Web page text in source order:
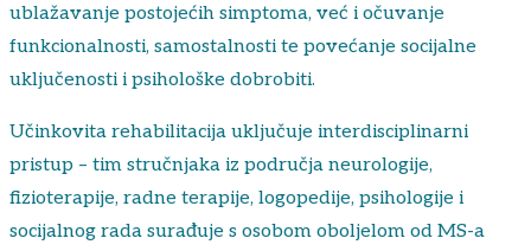
ublažavanje postojećih simptoma, već i očuvanje
funkcionalnosti, samostalnosti te povećanje socijalne
uključenosti i psihološke dobrobiti.
Učinkovita rehabilitacija uključuje interdisciplinarni
pristup – tim stručnjaka iz područja neurologije,
fizioterapije, radne terapije, logopedije, psihologije i
socijalnog rada surađuje s osobom oboljelom od MS-a